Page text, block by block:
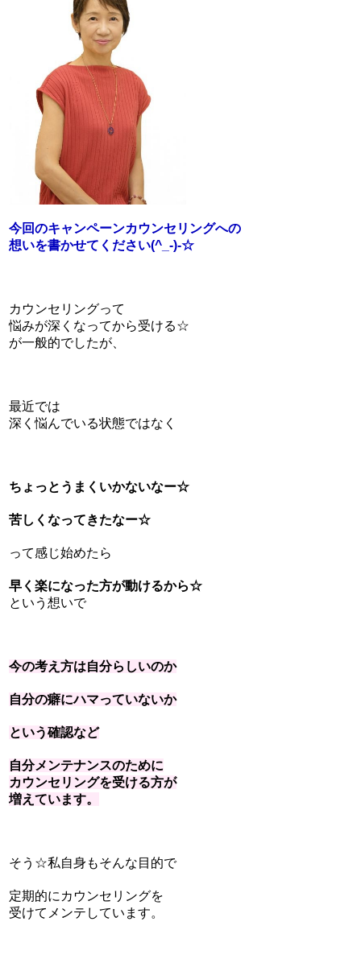
今回のキャンペーンカウンセリングへの
想いを書かせてください(^_-)-☆
カウンセリングって
悩みが深くなってから受ける☆
が一般的でしたが、
最近では
深く悩んでいる状態ではなく
ちょっとうまくいかないなー☆
苦しくなってきたなー☆
って感じ始めたら
早く楽になった方が動けるから☆
という想いで
今の考え方は自分らしいのか
自分の癖にハマっていないか
という確認など
自分メンテナンスのために
カウンセリングを受ける方が
増えています。
そう☆私自身もそんな目的で
定期的にカウンセリングを
受けてメンテしています。